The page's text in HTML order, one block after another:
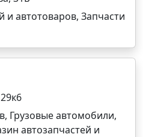
и автотоваров, Запчасти
Грузовые автомобили,
автозапчастей и